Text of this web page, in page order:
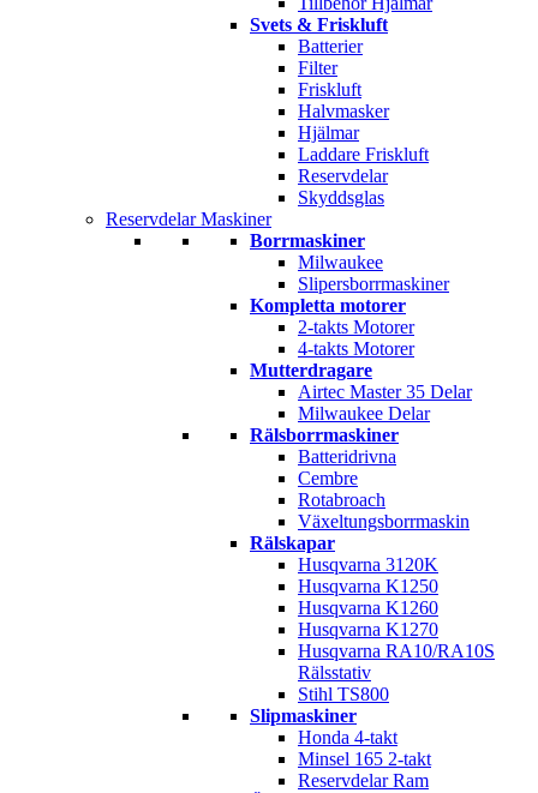
Svets & Friskluft
Batterier
Filter
Friskluft
Halvmasker
Hjälmar
Laddare Friskluft
Reservdelar
Skyddsglas
Reservdelar Maskiner
Borrmaskiner
Milwaukee
Slipersborrmaskiner
Kompletta motorer
2-takts Motorer
4-takts Motorer
Mutterdragare
Airtec Master 35 Delar
Milwaukee Delar
Rälsborrmaskiner
Batteridrivna
Cembre
Rotabroach
Växeltungsborrmaskin
Rälskapar
Husqvarna 3120K
Husqvarna K1250
Husqvarna K1260
Husqvarna K1270
Husqvarna RA10/RA10S
Rälsstativ
Stihl TS800
Slipmaskiner
Honda 4-takt
Minsel 165 2-takt
Reservdelar Ram